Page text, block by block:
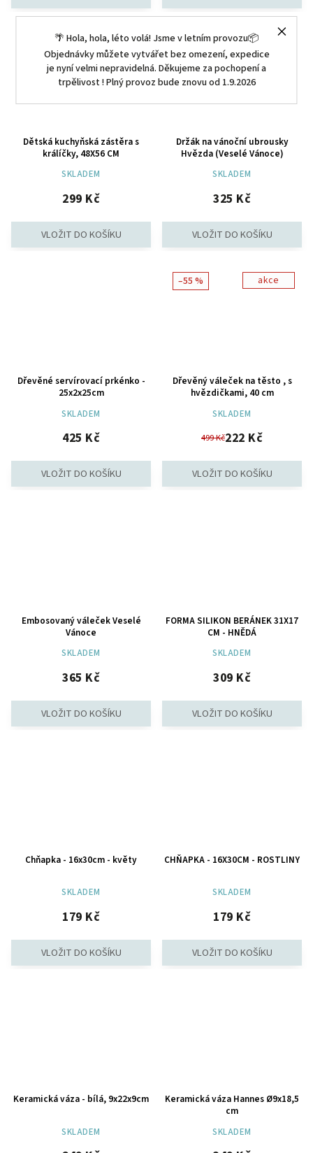
🌴 Hola, hola, léto volá! Jsme v letním provozu📦
Objednávky můžete vytvářet bez omezení, expedice
je nyní velmi nepravidelná. Děkujeme za pochopení a
trpělivost ! Plný provoz bude znovu od 1.9.2026
Dětská kuchyňská zástěra s
králíčky, 48X56 CM
SKLADEM
299 Kč
Držák na vánoční ubrousky
Hvězda (Veselé Vánoce)
SKLADEM
325 Kč
Dřevěné servírovací prkénko -
25x2x25cm
SKLADEM
425 Kč
akce
–55 %
Dřevěný váleček na těsto , s
hvězdičkami, 40 cm
SKLADEM
499 Kč222 Kč
Embosovaný váleček Veselé
Vánoce
SKLADEM
365 Kč
FORMA SILIKON BERÁNEK 31X17
CM - HNĚDÁ
SKLADEM
309 Kč
Chňapka - 16x30cm - květy
SKLADEM
179 Kč
CHŇAPKA - 16X30CM - ROSTLINY
SKLADEM
179 Kč
Keramická váza - bílá, 9x22x9cm
SKLADEM
Keramická váza Hannes Ø9x18,5
cm
SKLADEM